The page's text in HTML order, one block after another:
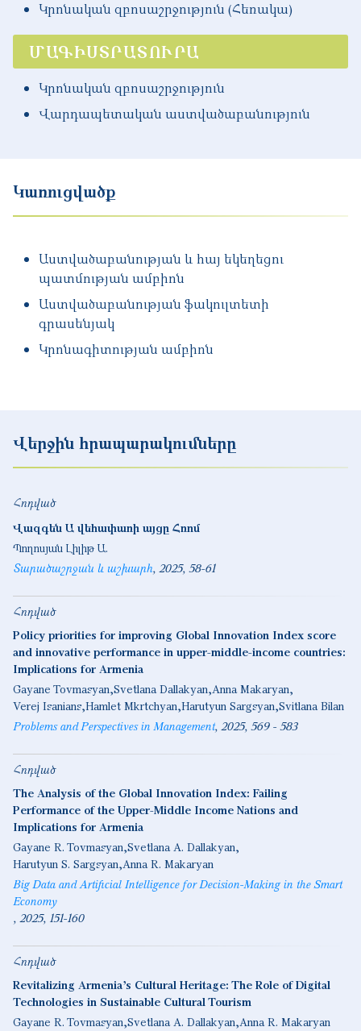
Կրոնական զբոսաշրջություն (Հեռակա)
ՄԱԳԻՍՏՐԱՏՈՒՐԱ
Կրոնական զբոսաշրջություն
Վարդապետական աստվածաբանություն
Կառուցվածք
Աստվածաբանության և հայ եկեղեցու
պատմության ամբիոն
Աստվածաբանության ֆակուլտետի
գրասենյակ
Կրոնագիտության ամբիոն
Վերջին հրապարակումները
Հոդված
Վազգեն Ա վեհափառի այցը Հռոմ
Պողոսյան Լիլիթ Ա.
Տարածաշրջան և աշխարհ 2025 58-61
Հոդված
Policy priorities for improving Global Innovation Index score
and innovative performance in upper-middle-income countries:
Implications for Armenia
Gayane Tovmasyan Svetlana Dallakyan Anna Makaryan
Verej Isanians Hamlet Mkrtchyan Harutyun Sargsyan Svitlana Bilan
Problems and Perspectives in Management 2025 569 - 583
Հոդված
The Analysis of the Global Innovation Index: Failing
Performance of the Upper-Middle Income Nations and
Implications for Armenia
Gayane R. Tovmasyan Svetlana A. Dallakyan
Harutyun S. Sargsyan Anna R. Makaryan
Big Data and Artificial Intelligence for Decision-Making in the Smart
Economy
2025 151-160
Հոդված
Revitalizing Armenia’s Cultural Heritage: The Role of Digital
Technologies in Sustainable Cultural Tourism
Gayane R. Tovmasyan Svetlana A. Dallakyan Anna R. Makaryan